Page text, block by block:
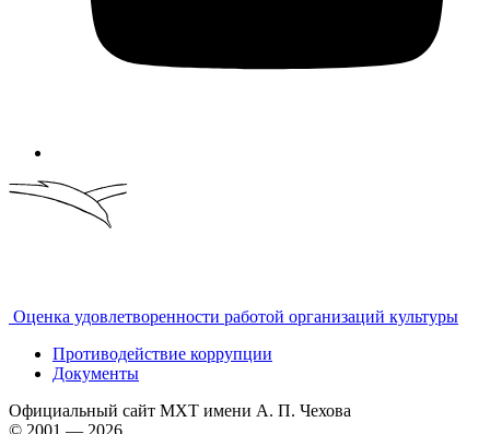
Оценка удовлетворенности работой организаций культуры
Противодействие коррупции
Документы
Официальный сайт МХТ имени А. П. Чехова